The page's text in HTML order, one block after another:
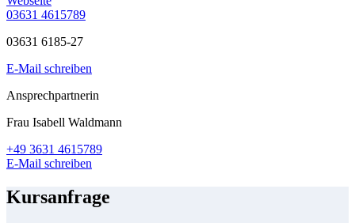
03631 4615789
03631 6185-27
E-Mail schreiben
Ansprechpartnerin
Frau Isabell Waldmann
+49 3631 4615789
E-Mail schreiben
Kursanfrage